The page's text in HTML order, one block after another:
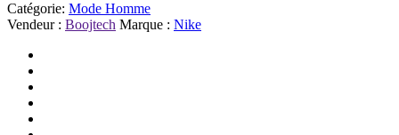
Catégorie: Mode Homme
Vendeur : Boojtech Marque : Nike